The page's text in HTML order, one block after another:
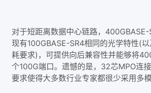
对于短距离数据中心链路，400GBASE-
现有100GBASE-SR4相同的光学特性(
耗要求)，可提供向后兼容性并能够将
个100G端口。遗憾的是，32芯MPO连
要求使得大多数行业专家都很少采用多模